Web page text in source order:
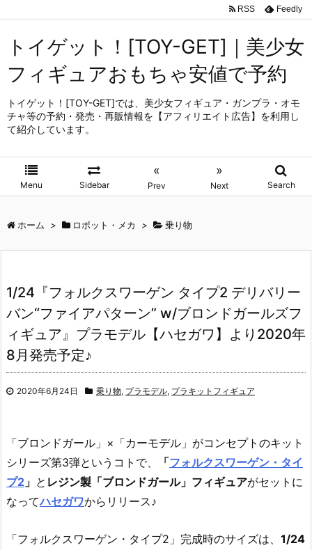
トイゲット！[TOY-GET]｜美少女
フィギュアおもちゃ安値で予約
トイゲット！[TOY-GET]では、美少女フィギュア・ガンプラ・オモ
チャ等の予約・発売・再販情報を【アフィリエイト広告】を利用し
て紹介しています。
Menu Sidebar
«
Prev
»
Next Search
RSS Feedly
ホーム > ロボット・メカ > 乗り物
1/24『フォルクスワーゲン タイプ2 デリバリー
バン“ファイアパターン” w/ブロンドガールズフ
ィギュア』プラモデル【ハセガワ】より2020年
8月発売予定♪
2020年6月24日 乗り物, プラモデル, プラキットフィギュア
「ブロンドガール」×「カーモデル」がコンセプトのキット
シリーズ第3弾というコトで、
「フォルクスワーゲン・タイ
プ2 」 と レジン製「ブロンドガール」フィギュアがセットに
なってハセガワからリリース♪
「フォルクスワーゲン・タイプ2」完成時のサイズは、 1/24